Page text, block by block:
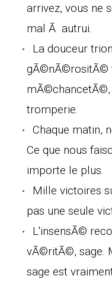
arrivez, vous ne
mal Ã autrui.
La douceur
gÃ©nÃ©rositÃ©
tromperie.
Chaque matin,
Ce que nous
importe le plus.
Mille victoires
pas une seule
L'insensÃ©
vÃ©ritÃ©, sage.
sage est